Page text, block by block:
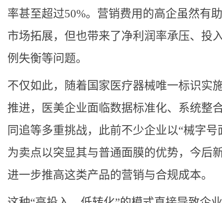
率甚至超过50%。营销费用的高企虽然有
市场拓展，但也带来了净利润率承压、投
例失衡等问题。
不仅如此，随着国家医疗器械唯一标识实
推进，医美企业面临数据标准化、系统整
同追等多重挑战，此前不少企业以“械字号
为卖点以突显其与普通面膜的优势，今后
进一步推高这类产品的营销与合规成本。